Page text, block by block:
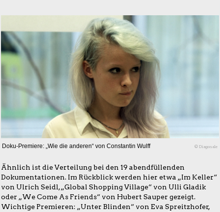
Doku-Premiere: „Wie die anderen“ von Constantin Wulff © Diagonale
Ähnlich ist die Verteilung bei den 19 abendfüllenden
Dokumentationen. Im Rückblick werden hier etwa „Im Keller“
von Ulrich Seidl, „Global Shopping Village“ von Ulli Gladik
oder „We Come As Friends“ von Hubert Sauper gezeigt.
Wichtige Premieren: „Unter Blinden“ von Eva Spreitzhofer,